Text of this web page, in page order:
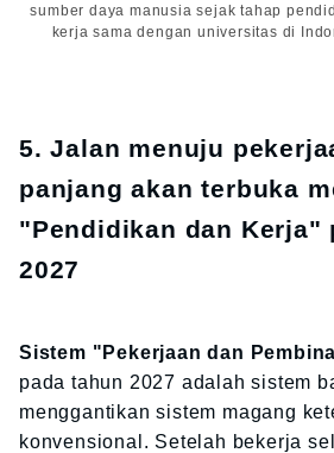
sumber daya manusia sejak tahap
kerja sama dengan universitas di
5. Jalan menuju
panjang akan terbuka
"Pendidikan dan Kerja"
2027
Sistem "Pekerjaan dan
pada tahun 2027 adalah sistem
menggantikan sistem magang
konvensional. Setelah bekerja